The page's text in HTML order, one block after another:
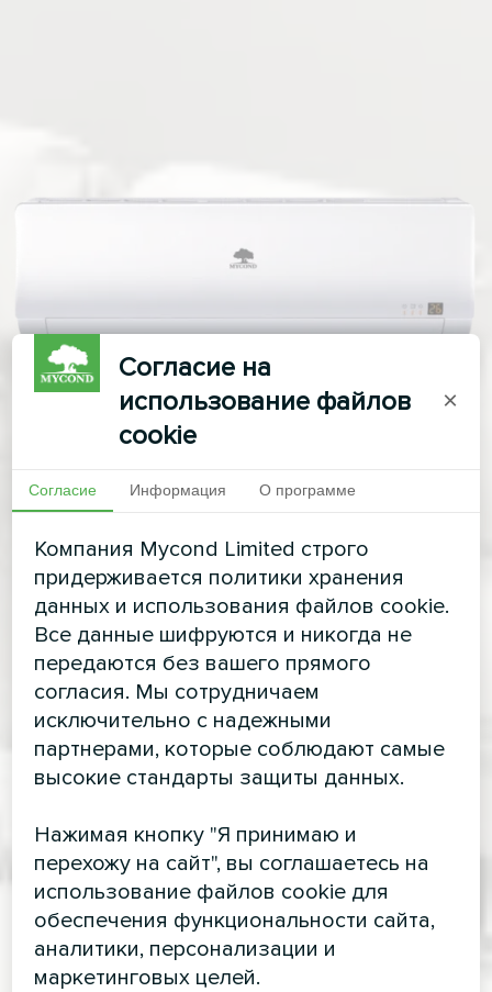
Согласие на
использование файлов
cookie
×
Согласие Информация О программе
Компания Mycond Limited строго
придерживается политики хранения
данных и использования файлов cookie.
Все данные шифруются и никогда не
передаются без вашего прямого
согласия. Мы сотрудничаем
исключительно с надежными
партнерами, которые соблюдают самые
высокие стандарты защиты данных.
Нажимая кнопку "Я принимаю и
перехожу на сайт", вы соглашаетесь на
использование файлов cookie для
обеспечения функциональности сайта,
аналитики, персонализации и
маркетинговых целей.